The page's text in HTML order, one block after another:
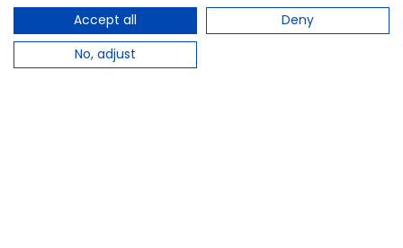
Accept all
Deny
No, adjust